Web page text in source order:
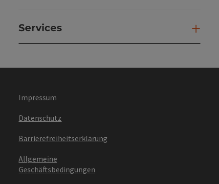
Services
Impressum
Datenschutz
Barrierefreiheitserklärung
Allgemeine
Geschäftsbedingungen